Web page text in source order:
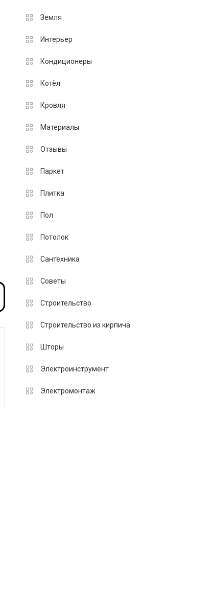
Земля
Интерьер
Кондиционеры
Котёл
Кровля
Материалы
Отзывы
Паркет
Плитка
Пол
Потолок
Сантехника
Советы
Строительство
Строительство из кирпича
Шторы
Электроинструмент
Электромонтаж